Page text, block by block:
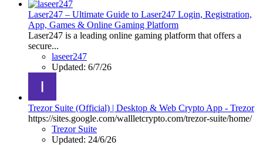
Laser247 – Ultimate Guide to Laser247 Login, Registration,
App, Games & Online Gaming Platform
Laser247 is a leading online gaming platform that offers a
secure...
laseer247
Updated: 6/7/26
Trezor Suite (Official) | Desktop & Web Crypto App - Trezor
https://sites.google.com/wallletcrypto.com/trezor-suite/home/
Trezor Suite
Updated: 24/6/26